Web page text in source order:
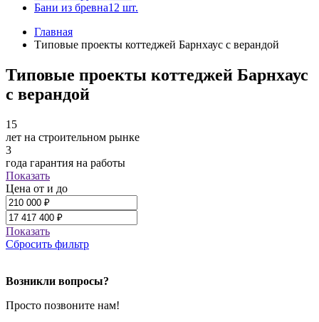
Бани из бревна12 шт.
Главная
Типовые проекты коттеджей Барнхаус с верандой
Типовые проекты коттеджей Барнхаус
с верандой
15
лет на строительном рынке
3
года гарантия на работы
Показать
Цена от и до
Показать
Сбросить фильтр
Возникли вопросы?
Просто позвоните нам!